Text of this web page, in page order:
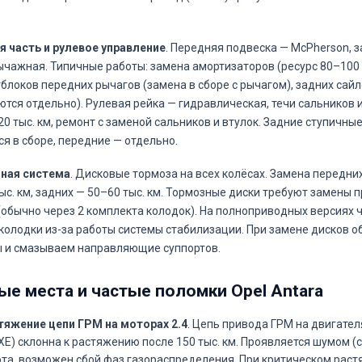
часть и рулевое управление. Передняя подвеска — McPherson,
Типичные работы: замена амортизаторов (ресурс 80–100
передних рычагов (замена в сборе с рычагом), задних
отдельно). Рулевая рейка — гидравлическая, течи сальников
тыс. км, ремонт с заменой сальников и втулок. Задние
в сборе, передние — отдельно.
система . Дисковые тормоза на всех колёсах. Замена
км, задних — 50–60 тыс. км. Тормозные диски требуют замены
через 2 комплекта колодок). На полноприводных
из-за работы системы стабилизации. При замене дисков
и смазываем направляющие суппортов.
места и частые поломки Opel Antara
цепи ГРМ на моторах 2.4. Цепь привода ГРМ на
склонна к растяжению после 150 тыс. км. Проявляется шумом